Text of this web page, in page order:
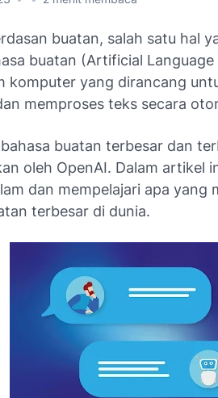
buatan, salah satu hal
buatan (Artificial
komputer yang dirancang
memproses teks secara
buatan terbesar dan
oleh OpenAI. Dalam artikel
dan mempelajari apa yang
terbesar di dunia.